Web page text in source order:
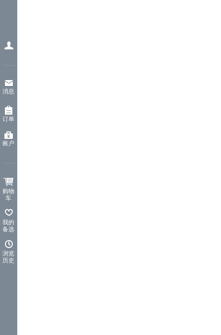
消息
订单
账户
购物
车
我的
备选
浏览
历史